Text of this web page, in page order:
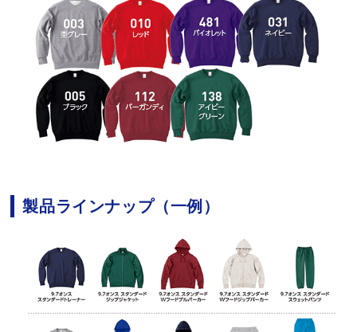
製品ラインナップ（一例）